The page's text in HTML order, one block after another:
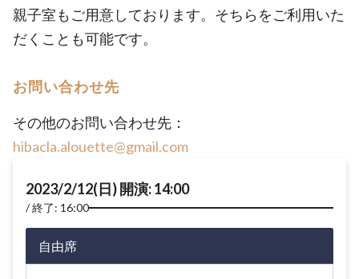
親子室もご用意しております。そちらをご利用いた
だくことも可能です。
お問い合わせ先
その他のお問い合わせ先：
hibacla.alouette@gmail.com
2023/2/12(日) 開演: 14:00
終了: 16:00
自由席